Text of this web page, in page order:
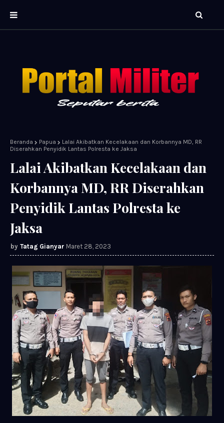
Beranda Papua
Lalai Akibatkan Kecelakaan dan Korbannya MD, RR
Diserahkan Penyidik Lantas Polresta ke Jaksa
Lalai Akibatkan Kecelakaan dan
Korbannya MD, RR Diserahkan
Penyidik Lantas Polresta ke
Jaksa
Tatag Gianyar Maret 28, 2023